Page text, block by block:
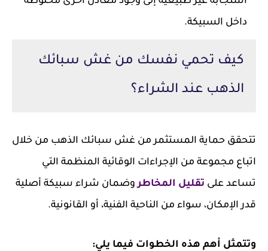
داخل السبيكة.
كيف تحمي نفسك من غش سبائك
الذهب عند الشراء؟
تتحقق حماية المستثمر من غش سبائك الذهب من خلال
اتباع مجموعة من الإجراءات الوقائية المنظمة التي
تساعد على تقليل المخاطروضمان شراء سبيكة أصلية
قدر الإمكان، سواء من الناحية الفنية، أو القانونية.
وتتمثل أهم هذه الخطوات فيما يلي: